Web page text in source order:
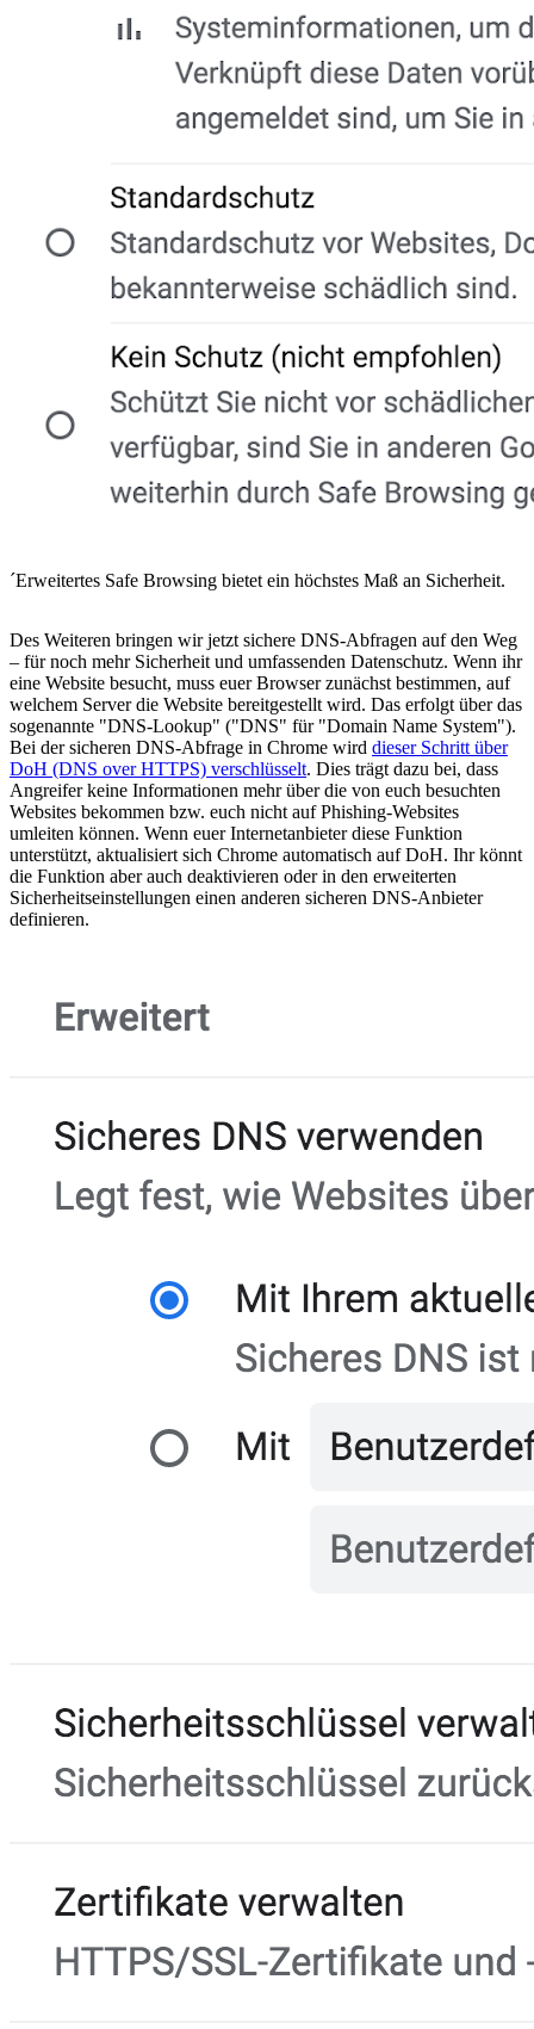
´Erweitertes Safe Browsing bietet ein höchstes Maß an Sicherheit.
Des Weiteren bringen wir jetzt sichere DNS-Abfragen auf den Weg
– für noch mehr Sicherheit und umfassenden Datenschutz. Wenn ihr
eine Website besucht, muss euer Browser zunächst bestimmen, auf
welchem Server die Website bereitgestellt wird. Das erfolgt über das
sogenannte "DNS-Lookup" ("DNS" für "Domain Name System").
Bei der sicheren DNS-Abfrage in Chrome wird dieser Schritt über
DoH (DNS over HTTPS) verschlüsselt. Dies trägt dazu bei, dass
Angreifer keine Informationen mehr über die von euch besuchten
Websites bekommen bzw. euch nicht auf Phishing-Websites
umleiten können. Wenn euer Internetanbieter diese Funktion
unterstützt, aktualisiert sich Chrome automatisch auf DoH. Ihr könnt
die Funktion aber auch deaktivieren oder in den erweiterten
Sicherheitseinstellungen einen anderen sicheren DNS-Anbieter
definieren.